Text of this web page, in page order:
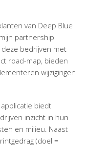
van Deep Blue
partnership
bedrijven met
road-map, bieden
wijzigingen
biedt
inzicht in hun
en milieu. Naast
(doel =